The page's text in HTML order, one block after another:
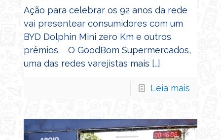
Ação para celebrar os 92 anos da rede
vai presentear consumidores com um
BYD Dolphin Mini zero Km e outros
prêmios O GoodBom Supermercados,
uma das redes varejistas mais […]
Leia mais